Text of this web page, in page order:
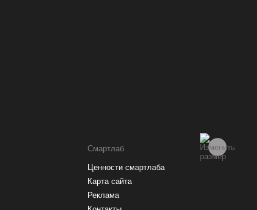
Смартлаб
Ценности смартлаба
Карта сайта
Реклама